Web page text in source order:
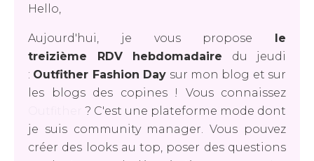
Hello,
Aujourd'hui, je vous propose le
treizième RDV hebdomadaire du jeudi
: Outfither Fashion Day sur mon blog et sur
les blogs des copines ! Vous connaissez
? C'est une plateforme mode dont
je suis community manager. Vous pouvez
créer des looks au top, poser des questions